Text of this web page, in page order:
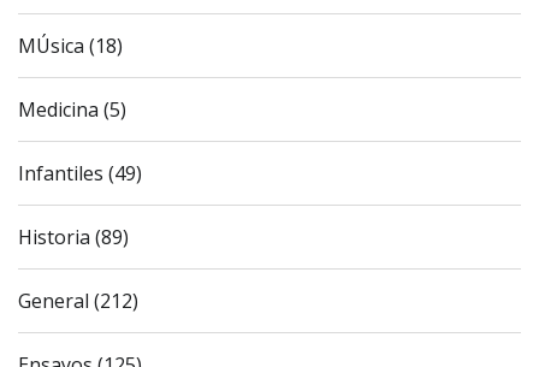
MÚsica (18)
Medicina (5)
Infantiles (49)
Historia (89)
General (212)